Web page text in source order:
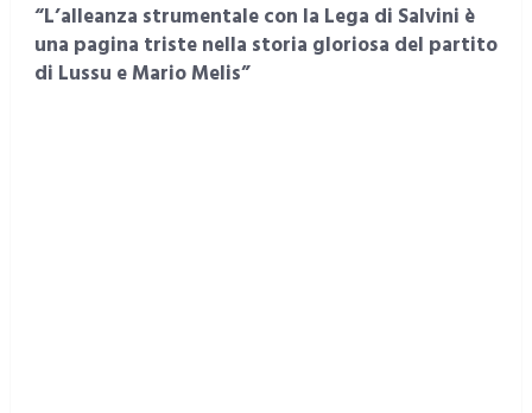
“L’alleanza strumentale con la Lega di Salvini è
una pagina triste nella storia gloriosa del partito
di Lussu e Mario Melis”